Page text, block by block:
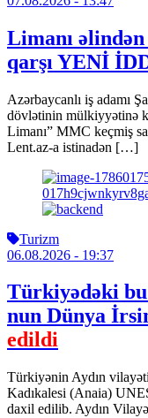
Limanı
qarşı YENİ
Azərbaycanlı iş adamı
dövlətinin mülkiyyətinə
Limanı” MMC keçmiş
Lent.az-a istinadən […]
Turizm
06.08.2026 - 19:37
Türkiyədəki
nun Dünya
edildi
Türkiyənin Aydın
Kadıkalesi (Anaia)
daxil edilib. Aydın